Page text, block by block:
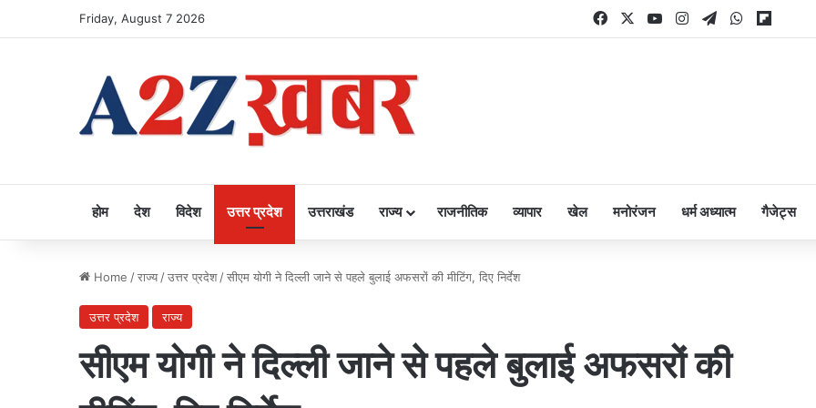
Friday, August 7 2026 FacebookYouTubeInstagram
TelegramWhatsApp
होम देश विदेश उत्तर प्रदेश उत्तराखंड राज्य राजनीतिक व्यापार खेल मनोरंजन धर्म अध्यात्म गैजेट्स
Home /राज्य /उत्तर प्रदेश /सीएम योगी ने दिल्ली जाने से पहले बुलाई अफसरों की मीटिंग, दिए निर्देश
उत्तर प्रदेश राज्य
सीएम योगी ने दिल्ली जाने से पहले बुलाई अफसरों की